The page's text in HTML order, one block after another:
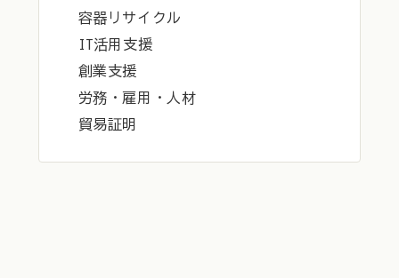
容器リサイクル
IT活用支援
創業支援
労務・雇用・人材
貿易証明